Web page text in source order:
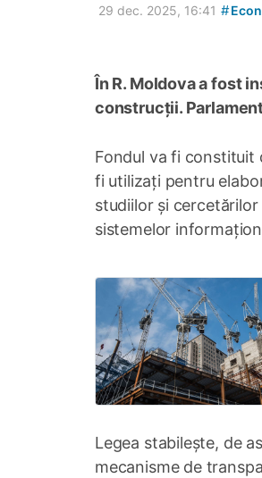
29 dec. 2025, 16:41 #
În R. Moldova a fost
construcții.
Fondul va fi constituit
fi utilizați pentru
studiilor și
sistemelor
Legea stabilește, de
mecanisme de